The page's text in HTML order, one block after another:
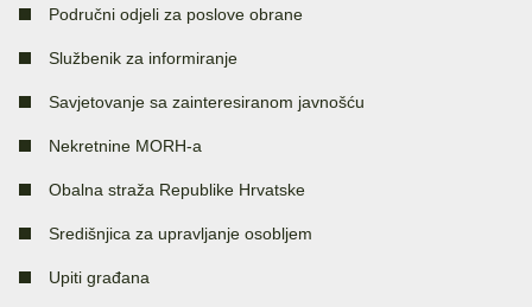
Područni odjeli za poslove obrane
Službenik za informiranje
Savjetovanje sa zainteresiranom javnošću
Nekretnine MORH-a
Obalna straža Republike Hrvatske
Središnjica za upravljanje osobljem
Upiti građana